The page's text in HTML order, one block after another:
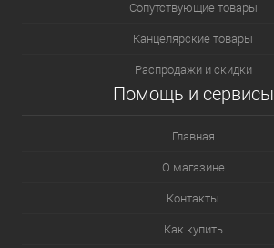
Сопутствующие товары
Канцелярские товары
Распродажи и скидки
Помощь и сервисы
Главная
О магазине
Контакты
Как купить